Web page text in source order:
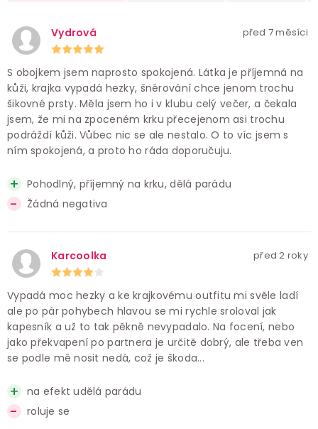
Vydrová před 7 měsíci
S obojkem jsem naprosto spokojená. Látka je příjemná na
kůži, krajka vypadá hezky, šněrování chce jenom trochu
šikovné prsty. Měla jsem ho i v klubu celý večer, a čekala
jsem, že mi na zpoceném krku přecejenom asi trochu
podráždí kůži. Vůbec nic se ale nestalo. O to víc jsem s
ním spokojená, a proto ho ráda doporučuju.
Pohodlný, příjemný na krku, dělá parádu
Žádná negativa
Karcoolka před 2 roky
Vypadá moc hezky a ke krajkovému outfitu mi svěle ladí
ale po pár pohybech hlavou se mi rychle sroloval jak
kapesník a už to tak pěkně nevypadalo. Na focení, nebo
jako překvapení po partnera je určitě dobrý, ale třeba ven
se podle mě nosit nedá, což je škoda...
na efekt udělá parádu
roluje se